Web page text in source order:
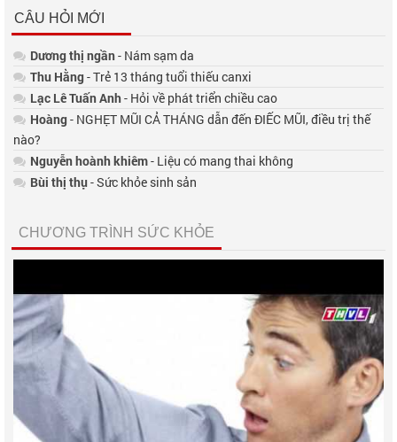
CÂU HỎI MỚI
Dương thị ngần- Nám sạm da
Thu Hằng- Trẻ 13 tháng tuổi thiếu canxi
Lạc Lê Tuấn Anh- Hỏi về phát triển chiều cao
Hoàng- NGHẸT MŨI CẢ THÁNG dẫn đến ĐIẾC MŨI, điều trị thế
nào?
Nguyễn hoành khiêm- Liệu có mang thai không
Bùi thị thụ- Sức khỏe sinh sản
CHƯƠNG TRÌNH SỨC KHỎE